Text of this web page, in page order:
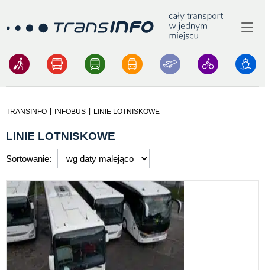
Logo Menu
TRANSINFO INFOBUS LINIE LOTNISKOWE
LINIE LOTNISKOWE
Sortowanie: